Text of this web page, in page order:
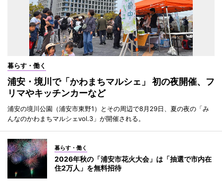
暮らす・働く
浦安・境川で「かわまちマルシェ」 初の夜開催、フ
リマやキッチンカーなど
浦安の境川公園（浦安市東野1）とその周辺で8月29日、夏の夜の「み
んなのかわまちマルシェvol.3」が開催される。
暮らす・働く
2026年秋の「浦安市花火大会」は「抽選で市内在
住2万人」を無料招待